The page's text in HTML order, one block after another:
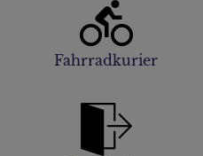
Fahrradkurier